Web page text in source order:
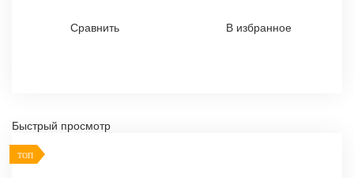
Сравнить В избранное
Быстрый просмотр
ТОП